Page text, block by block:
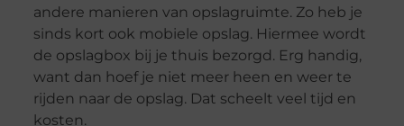
andere manieren van opslagruimte. Zo heb je
sinds kort ook mobiele opslag. Hiermee wordt
de opslagbox bij je thuis bezorgd. Erg handig,
want dan hoef je niet meer heen en weer te
rijden naar de opslag. Dat scheelt veel tijd en
kosten.